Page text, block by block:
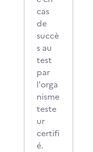
cas
de
succè
s au
test
par
l'orga
nisme
teste
ur
certifi
é.